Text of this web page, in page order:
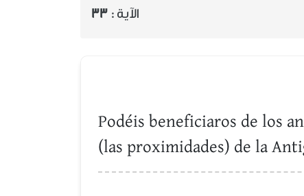
الآية : 33
Podéis beneficiaros de los
(las proximidades) de la